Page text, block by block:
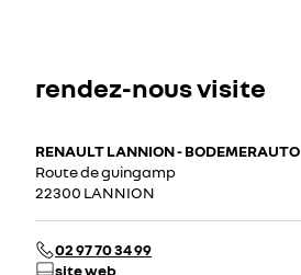
rendez-nous visite
RENAULT LANNION - BODEMERAUTO
Route de guingamp
22300 LANNION
02 97 70 34 99
site web